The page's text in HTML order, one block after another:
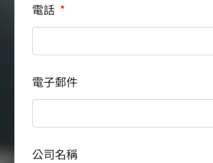
電話
電子郵件
公司名稱